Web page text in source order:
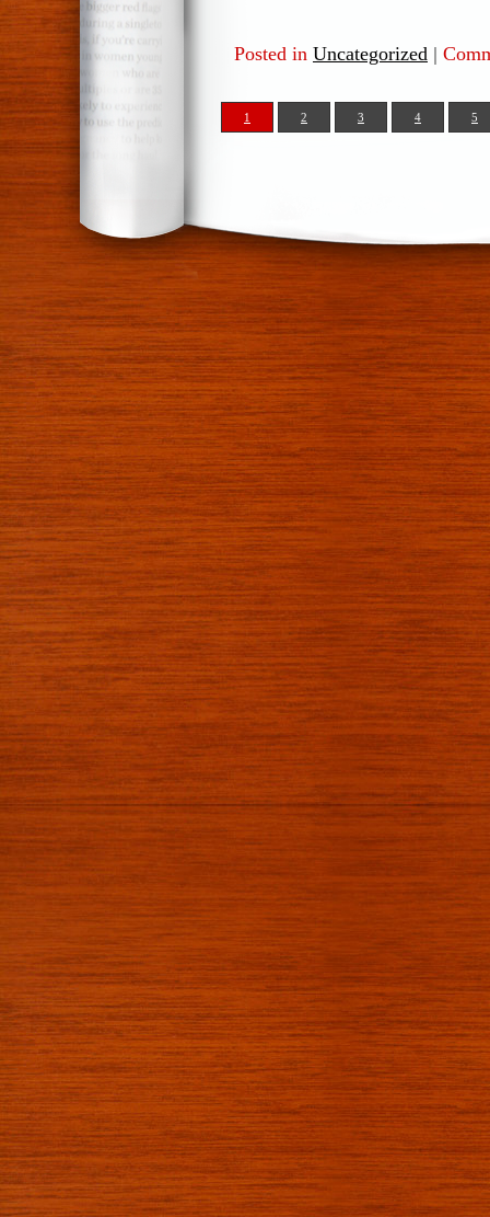
Posted in Uncategorized |
1 2 3 4 5